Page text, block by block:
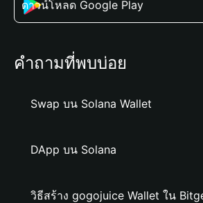
ดาวน์โหลด Google Play
คำถามที่พบบ่อย
Swap บน Solana Wallet
DApp บน Solana
วิธีสร้าง gogojuice Wallet ใน